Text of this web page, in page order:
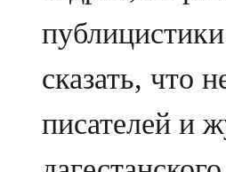
сказать, что
писателей и